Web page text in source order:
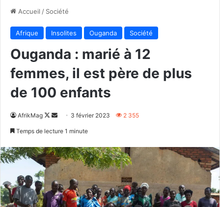
Accueil / Société
Afrique Insolites Ouganda Société
Ouganda : marié à 12
femmes, il est père de plus
de 100 enfants
AfrikMag
Follow
Envoyer3 février 2023 2 355
Temps de lecture 1 minute